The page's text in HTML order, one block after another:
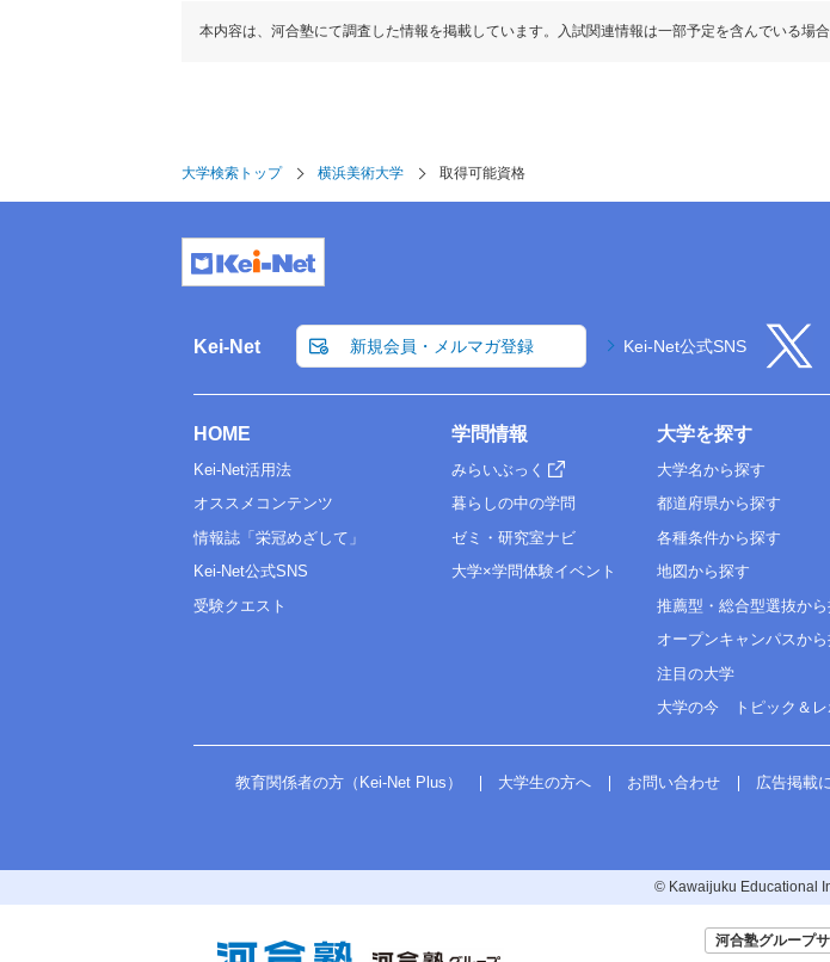
本内容は、河合塾にて調査した情報を掲載しています。入試関連情報は一部予定を含んでいる場
大学検索トップ 横浜美術大学 取得可能資格
Kei-Net 新規会員・メルマガ登録 Kei-Net公式SNS
HOME
Kei-Net活用法
オススメコンテンツ
情報誌「栄冠めざして」
Kei-Net公式SNS
受験クエスト
学問情報
みらいぶっく
暮らしの中の学問
ゼミ・研究室ナビ
大学×学問体験イベント
大学を探す
大学名から探す
都道府県から探す
各種条件から探す
地図から探す
推薦型・総合型選抜から
オープンキャンパスから
注目の大学
大学の今 トピック＆レ
教育関係者の方（Kei-Net Plus） 大学生の方へ お問い合わせ 広告掲載
© Kawaijuku Educational
河合塾グループ